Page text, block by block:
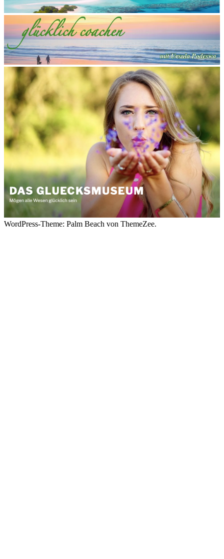
WordPress-Theme: Palm Beach von ThemeZee.